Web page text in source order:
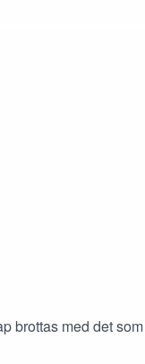
brottas med det